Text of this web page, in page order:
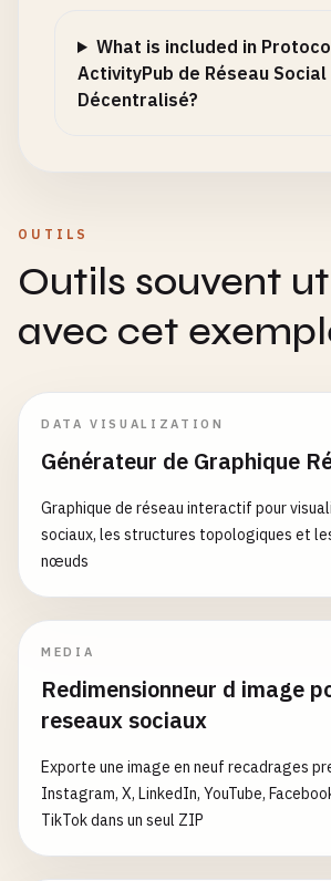
What is included in
ActivityPub de Réseau Social
Décentralisé?
OUTILS
Outils souvent
avec cet
DATA VISUALIZATION
Générateur de Graphique
Graphique de réseau interactif pour
sociaux, les structures topologiques et
nœuds
MEDIA
Redimensionneur d image
reseaux sociaux
Exporte une image en neuf recadrages
Instagram, X, LinkedIn, YouTube,
TikTok dans un seul ZIP